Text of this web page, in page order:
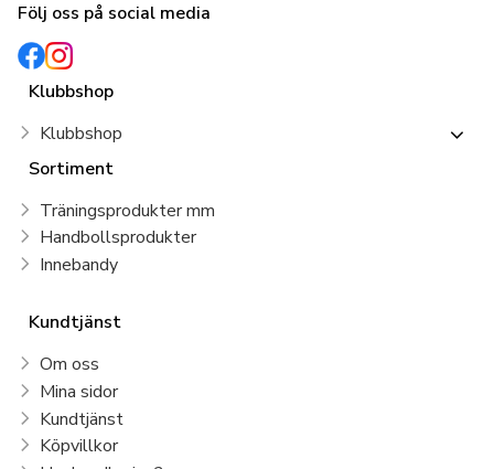
Följ oss på social media
Klubbshop
Klubbshop
Sortiment
Träningsprodukter mm
Handbollsprodukter
Innebandy
Kundtjänst
Om oss
Mina sidor
Kundtjänst
Köpvillkor